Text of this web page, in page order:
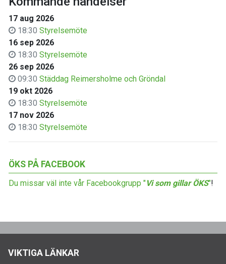
17 aug 2026
18:30 Styrelsemöte
16 sep 2026
18:30 Styrelsemöte
26 sep 2026
09:30 Städdag Reimersholme och Gröndal
19 okt 2026
18:30 Styrelsemöte
17 nov 2026
18:30 Styrelsemöte
ÖKS PÅ FACEBOOK
Du missar väl inte vår Facebookgrupp "Vi som gillar ÖKS"!
VIKTIGA LÄNKAR